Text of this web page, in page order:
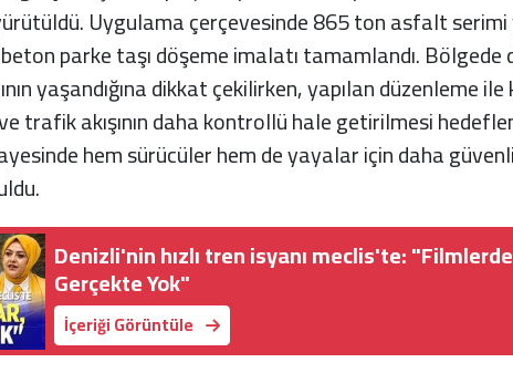
Uygulama çerçevesinde 865 ton asfalt serimi
parke taşı döşeme imalatı tamamlandı. Bölgede
yaşandığına dikkat çekilirken, yapılan düzenleme ile
trafik akışının daha kontrollü hale getirilmesi
hem sürücüler hem de yayalar için daha
Denizli'nin hızlı tren isyanı meclis'te:
Gerçekte Yok"
İçeriği Görüntüle